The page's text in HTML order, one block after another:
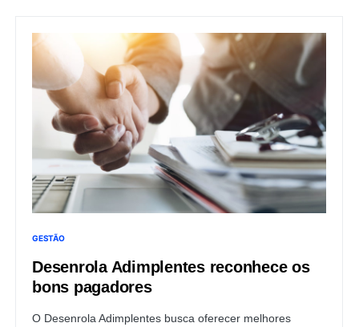
GESTÃO
Desenrola Adimplentes reconhece os
bons pagadores
O Desenrola Adimplentes busca oferecer melhores